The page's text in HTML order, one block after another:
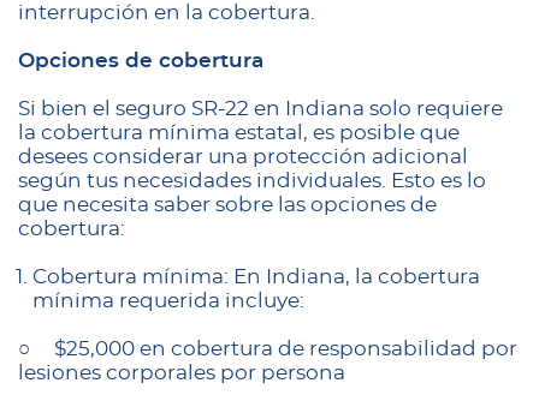
interrupción en la cobertura.
Opciones de cobertura
Si bien el seguro SR-22 en Indiana solo requiere
la cobertura mínima estatal, es posible que
desees considerar una protección adicional
según tus necesidades individuales. Esto es lo
que necesita saber sobre las opciones de
cobertura:
Cobertura mínima: En Indiana, la cobertura
mínima requerida incluye:
○ $25,000 en cobertura de responsabilidad por
lesiones corporales por persona